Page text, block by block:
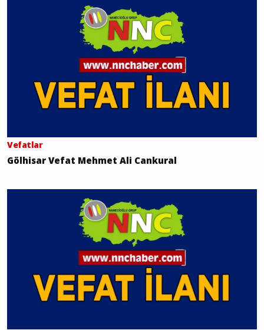
Vefatlar
Gölhisar Vefat Mehmet Ali Cankural